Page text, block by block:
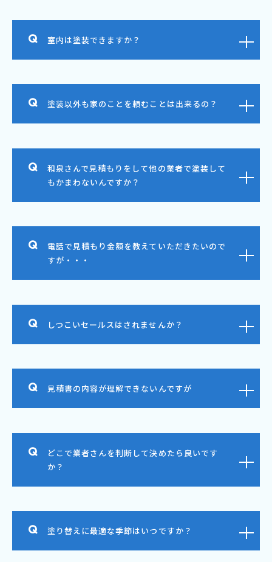
室内は塗装できますか？
塗装以外も家のことを頼むことは出来るの？
和泉さんで見積もりをして他の業者で塗装して
もかまわないんですか？
電話で見積もり金額を教えていただきたいので
すが・・・
しつこいセールスはされませんか？
見積書の内容が理解できないんですが
どこで業者さんを判断して決めたら良いです
か？
塗り替えに最適な季節はいつですか？